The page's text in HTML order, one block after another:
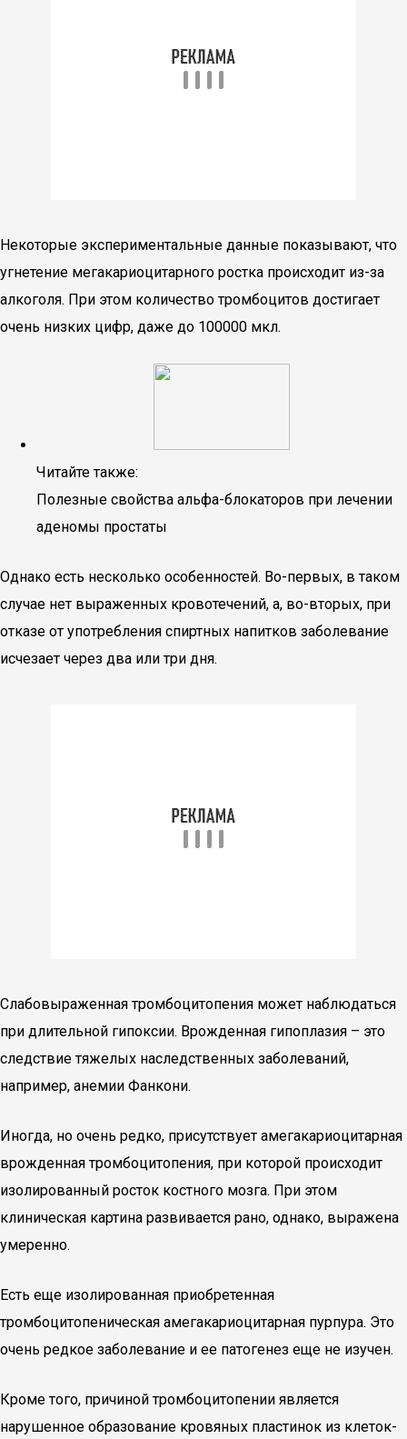
Некоторые экспериментальные данные показывают, что
угнетение мегакариоцитарного ростка происходит из-за
алкоголя. При этом количество тромбоцитов достигает
очень низких цифр, даже до 100000 мкл.
Читайте также:
Полезные свойства альфа-блокаторов при лечении
аденомы простаты
Однако есть несколько особенностей. Во-первых, в таком
случае нет выраженных кровотечений, а, во-вторых, при
отказе от употребления спиртных напитков заболевание
исчезает через два или три дня.
Слабовыраженная тромбоцитопения может наблюдаться
при длительной гипоксии. Врожденная гипоплазия – это
следствие тяжелых наследственных заболеваний,
например, анемии Фанкони.
Иногда, но очень редко, присутствует амегакариоцитарная
врожденная тромбоцитопения, при которой происходит
изолированный росток костного мозга. При этом
клиническая картина развивается рано, однако, выражена
умеренно.
Есть еще изолированная приобретенная
тромбоцитопеническая амегакариоцитарная пурпура. Это
очень редкое заболевание и ее патогенез еще не изучен.
Кроме того, причиной тромбоцитопении является
нарушенное образование кровяных пластинок из клеток-